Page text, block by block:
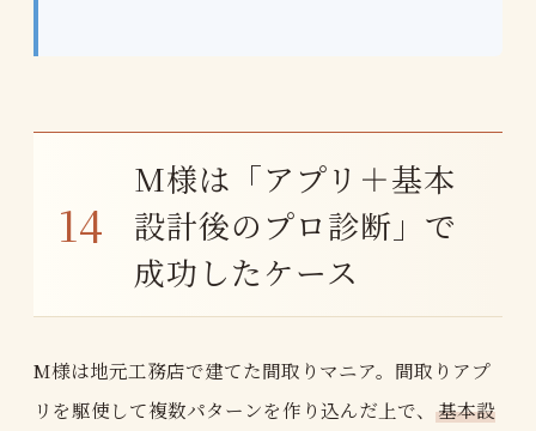
M様は「アプリ＋基本
設計後のプロ診断」で
成功したケース
M様は地元工務店で建てた間取りマニア。間取りアプ
リを駆使して複数パターンを作り込んだ上で、 基本設